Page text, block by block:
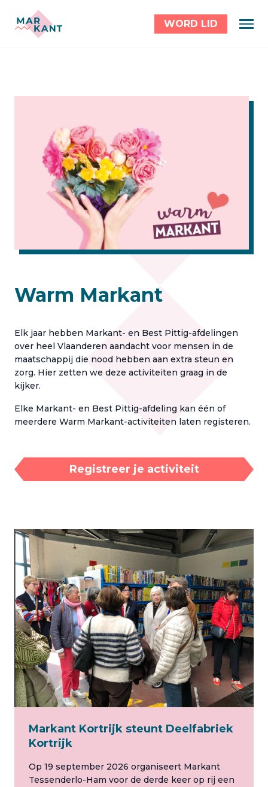
WORD LID
Warm Markant
Elk jaar hebben Markant- en Best Pittig-afdelingen
over heel Vlaanderen aandacht voor mensen in de
maatschappij die nood hebben aan extra steun en
zorg. Hier zetten we deze activiteiten graag in de
kijker.
Elke Markant- en Best Pittig-afdeling kan één of
meerdere Warm Markant-activiteiten laten registeren.
Registreer je activiteit
Markant Kortrijk steunt Deelfabriek
Kortrijk
Op 19 september 2026 organiseert Markant
Tessenderlo-Ham voor de derde keer op rij een